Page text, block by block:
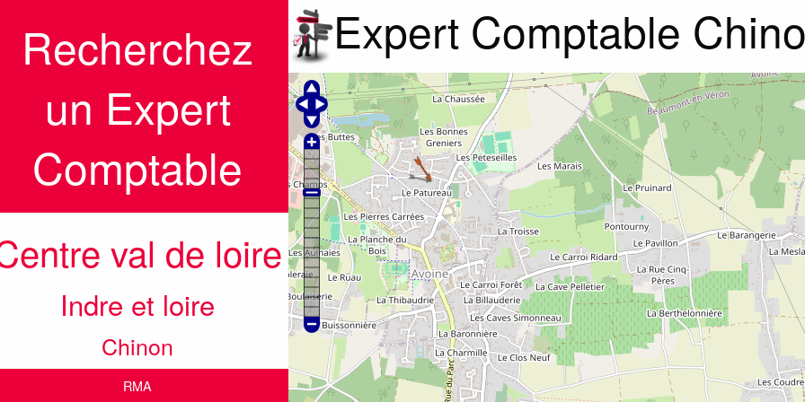
Recherchez
un Expert
Comptable
val de loire
Indre et loire
Chinon
RMA
Expert Comptable